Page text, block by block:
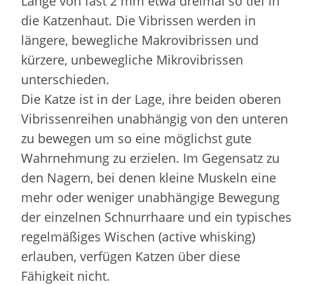
die Katzenhaut. Die Vibrissen werden in
längere, bewegliche Makrovibrissen und
kürzere, unbewegliche Mikrovibrissen
unterschieden.
Die Katze ist in der Lage, ihre beiden oberen
Vibrissenreihen unabhängig von den unteren
zu bewegen um so eine möglichst gute
Wahrnehmung zu erzielen. Im Gegensatz zu
den Nagern, bei denen kleine Muskeln eine
mehr oder weniger unabhängige Bewegung
der einzelnen Schnurrhaare und ein typisches
regelmäßiges Wischen (active whisking)
erlauben, verfügen Katzen über diese
Fähigkeit nicht.